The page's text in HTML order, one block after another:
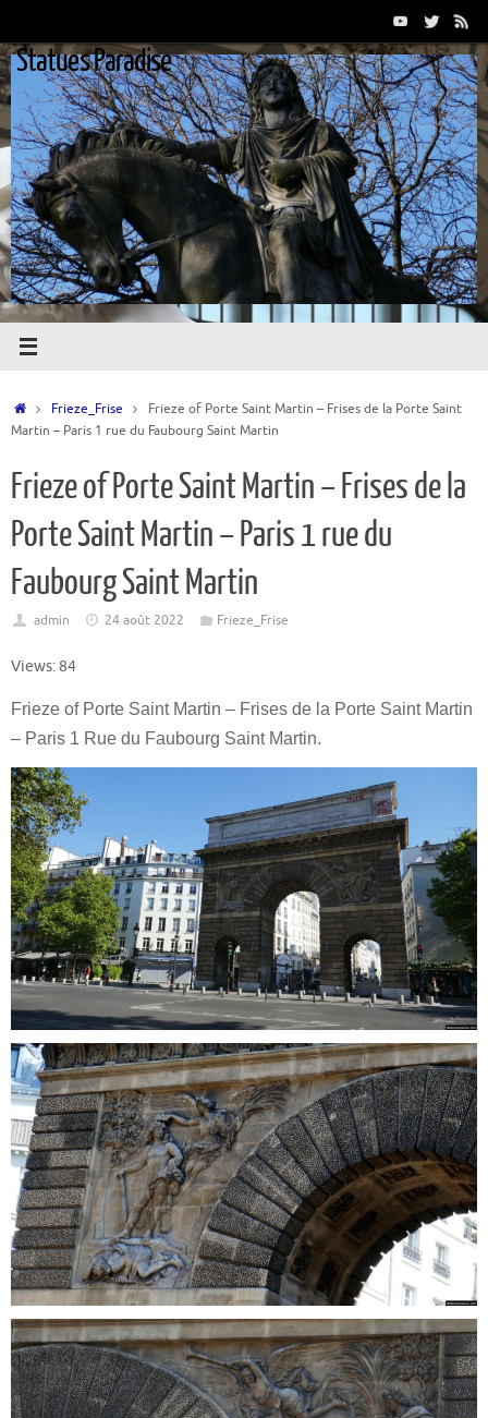
contenu
Statues Paradise
AccueilFrieze_Frise
Frieze of Porte Saint Martin – Frises de la Porte Saint
Martin – Paris 1 rue du Faubourg Saint Martin
Frieze of Porte Saint Martin – Frises de la
Porte Saint Martin – Paris 1 rue du
Faubourg Saint Martin
admin 24 août 2022 Frieze_Frise
Views: 84
Frieze of Porte Saint Martin – Frises de la Porte Saint Martin
– Paris 1 Rue du Faubourg Saint Martin.